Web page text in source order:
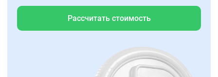
Рассчитать стоимость